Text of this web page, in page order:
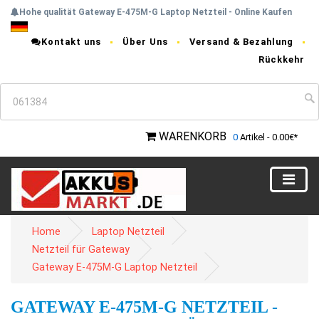
Hohe qualität Gateway E-475M-G Laptop Netzteil - Online Kaufen
Kontakt uns Über Uns
Versand & Bezahlung
Rückkehr
WARENKORB 0 Artikel - 0.00€*
Home
Laptop Netzteil
Netzteil für Gateway
Gateway E-475M-G Laptop Netzteil
GATEWAY E-475M-G NETZTEIL -